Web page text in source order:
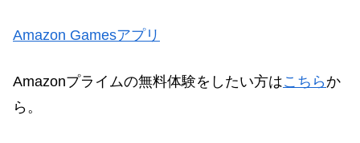
Amazon Gamesアプリ
Amazonプライムの無料体験をしたい方はこちらか
ら。